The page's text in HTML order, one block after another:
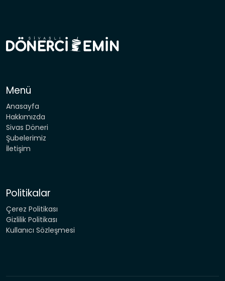
Menü
Anasayfa
Hakkımızda
Sivas Döneri
Şubelerimiz
İletişim
Politikalar
Çerez Politikası
Gizlilik Politikası
Kullanıcı Sözleşmesi